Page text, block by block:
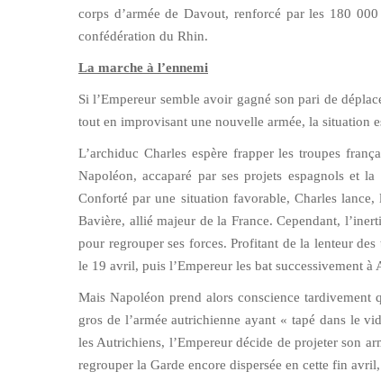
corps d’armée de Davout, renforcé par les 180
confédération du Rhin.
La marche à l’ennemi
Si l’Empereur semble avoir gagné son pari de
tout en improvisant une nouvelle armée, la situation
L’archiduc Charles espère frapper les troupes
Napoléon, accaparé par ses projets espagnols et
Conforté par une situation favorable, Charles
Bavière, allié majeur de la France. Cependant,
pour regrouper ses forces. Profitant de la lenteur
le 19 avril, puis l’Empereur les bat successivement
Mais Napoléon prend alors conscience tardivement
gros de l’armée autrichienne ayant « tapé dans le
les Autrichiens, l’Empereur décide de projeter son
regrouper la Garde encore dispersée en cette fin